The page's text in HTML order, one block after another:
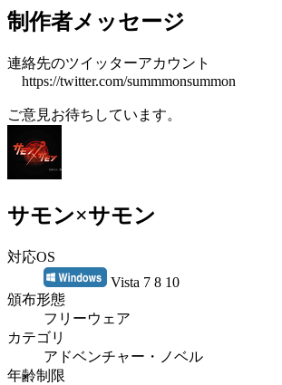
制作者メッセージ
連絡先のツイッターアカウント
https://twitter.com/summmonsummon
ご意見お待ちしています。
サモン×サモン
対応OS
Vista 7 8 10
頒布形態
フリーウェア
カテゴリ
アドベンチャー・ノベル
年齢制限